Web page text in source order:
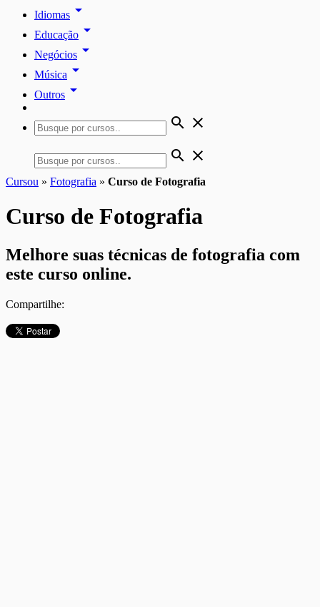
Idiomas arrow_drop_down
Educação arrow_drop_down
Negócios arrow_drop_down
Música arrow_drop_down
Outros arrow_drop_down
search close
search close
Cursou » Fotografia » Curso de Fotografia
Curso de Fotografia
Melhore suas técnicas de fotografia com
este curso online.
Compartilhe: